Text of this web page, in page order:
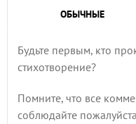
ОБЫЧНЫЕ
Будьте первым, кто
стихотворение?
Помните, что все
соблюдайте пожалуйста